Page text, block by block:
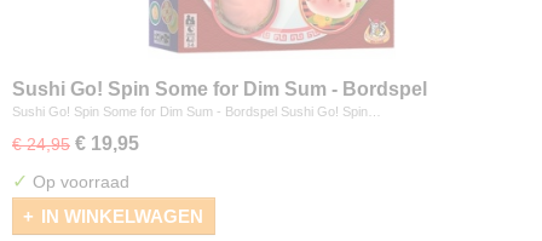
Sushi Go! Spin Some for Dim Sum - Bordspel
Sushi Go! Spin Some for Dim Sum - Bordspel Sushi Go! Spin…
€ 24,95 € 19,95
✓ Op voorraad
IN WINKELWAGEN